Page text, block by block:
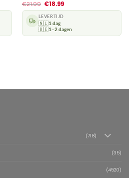
€21.99 €18.99
LEVERTIJD
🇳🇱1 dag
🇧🇪1–2 dagen
(718)
(35)
(4520)